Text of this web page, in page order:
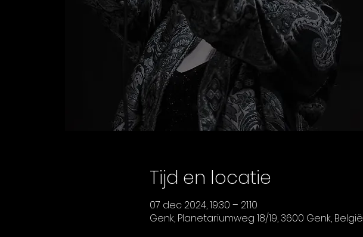
Tijd en locatie
07 dec 2024, 19:30 – 21:10
Genk, Planetariumweg 18/19, 3600 Genk, België